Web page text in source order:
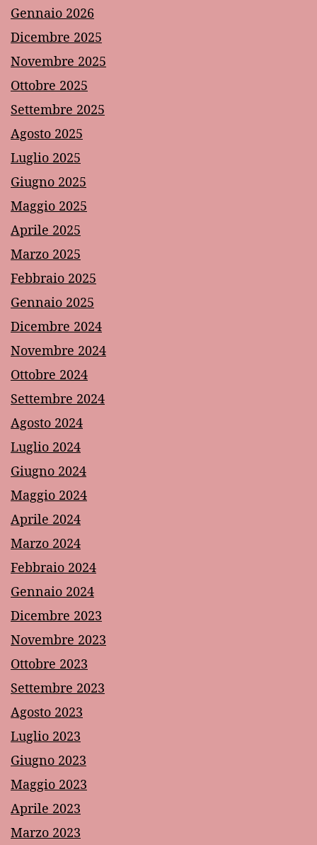
Gennaio 2026
Dicembre 2025
Novembre 2025
Ottobre 2025
Settembre 2025
Agosto 2025
Luglio 2025
Giugno 2025
Maggio 2025
Aprile 2025
Marzo 2025
Febbraio 2025
Gennaio 2025
Dicembre 2024
Novembre 2024
Ottobre 2024
Settembre 2024
Agosto 2024
Luglio 2024
Giugno 2024
Maggio 2024
Aprile 2024
Marzo 2024
Febbraio 2024
Gennaio 2024
Dicembre 2023
Novembre 2023
Ottobre 2023
Settembre 2023
Agosto 2023
Luglio 2023
Giugno 2023
Maggio 2023
Aprile 2023
Marzo 2023